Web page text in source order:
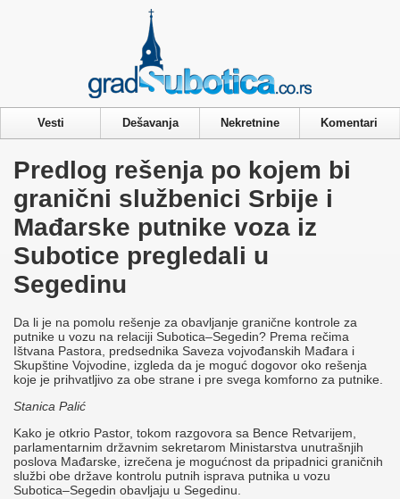
Vesti Dešavanja Nekretnine Komentari
Predlog rešenja po kojem bi
granični službenici Srbije i
Mađarske putnike voza iz
Subotice pregledali u
Segedinu
Da li je na pomolu rešenje za obavljanje granične kontrole za
putnike u vozu na relaciji Subotica–Segedin? Prema rečima
Ištvana Pastora, predsednika Saveza vojvođanskih Mađara i
Skupštine Vojvodine, izgleda da je moguć dogovor oko rešenja
koje je prihvatljivo za obe strane i pre svega komforno za putnike.
Stanica Palić
Kako je otkrio Pastor, tokom razgovora sa Bence Retvarijem,
parlamentarnim državnim sekretarom Ministarstva unutrašnjih
poslova Mađarske, izrečena je mogućnost da pripadnici graničnih
službi obe države kontrolu putnih isprava putnika u vozu
Subotica–Segedin obavljaju u Segedinu.
Privacy & Cookies Policy